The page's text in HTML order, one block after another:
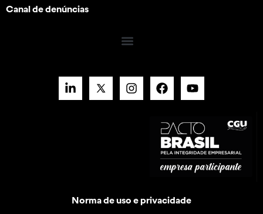
Canal de denúncias
Norma de uso e privacidade